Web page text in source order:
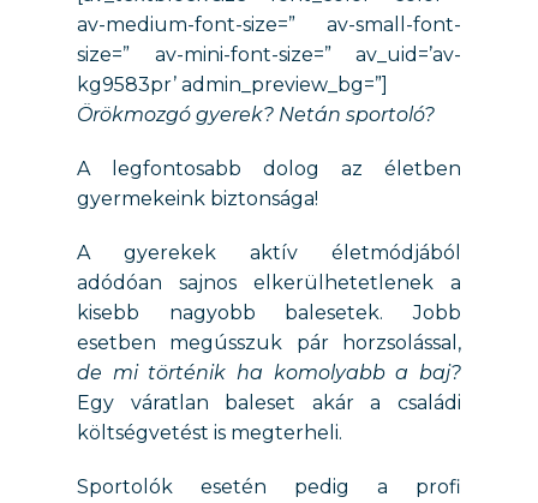
av-medium-font-size=” av-small-font-
size=” av-mini-font-size=” av_uid=’av-
kg9583pr’ admin_preview_bg=”]
Örökmozgó gyerek? Netán sportoló?
A legfontosabb dolog az életben
gyermekeink biztonsága!
A gyerekek aktív életmódjából
adódóan sajnos elkerülhetetlenek a
kisebb nagyobb balesetek. Jobb
esetben megússzuk pár horzsolással,
de mi történik ha komolyabb a baj?
Egy váratlan baleset akár a családi
költségvetést is megterheli.
Sportolók esetén pedig a profi